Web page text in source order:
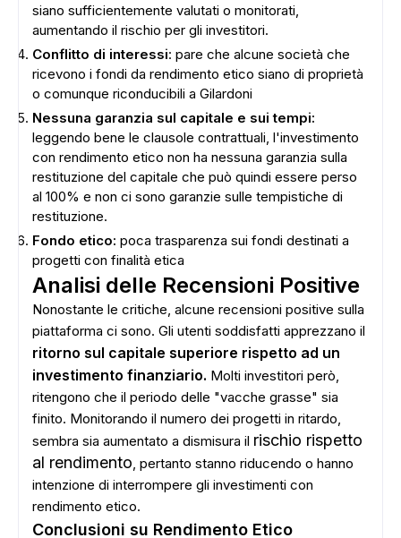
ADS
siano sufficientemente valutati o monitorati,
aumentando il rischio per gli investitori.
Conflitto di interessi: pare che alcune società che
ricevono i fondi da rendimento etico siano di proprietà
o comunque riconducibili a Gilardoni
Nessuna garanzia sul capitale e sui tempi:
leggendo bene le clausole contrattuali, l'investimento
con rendimento etico non ha nessuna garanzia sulla
restituzione del capitale che può quindi essere perso
al 100% e non ci sono garanzie sulle tempistiche di
restituzione.
Fondo etico: poca trasparenza sui fondi destinati a
progetti con finalità etica
Analisi delle Recensioni Positive
Nonostante le critiche, alcune recensioni positive sulla
piattaforma ci sono. Gli utenti soddisfatti apprezzano il
ritorno sul capitale superiore rispetto ad un
investimento finanziario. Molti investitori però,
ritengono che il periodo delle "vacche grasse" sia
finito. Monitorando il numero dei progetti in ritardo,
sembra sia aumentato a dismisura il rischio rispetto
al rendimento, pertanto stanno riducendo o hanno
intenzione di interrompere gli investimenti con
rendimento etico.
Conclusioni su Rendimento Etico